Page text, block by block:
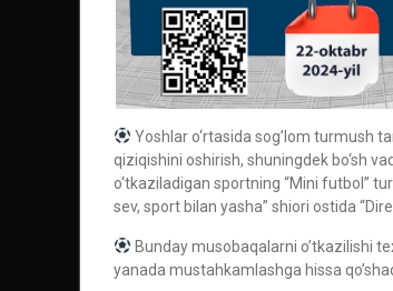
Yoshlar o‘rtasida sog’lom turmush
qiziqishini oshirish, shuningdek bo‘sh
o‘tkaziladigan sportning “Mini futbol”
sev, sport bilan yasha” shiori ostida
Bunday musobaqalarni o’tkazilishi
yanada mustahkamlashga hissa